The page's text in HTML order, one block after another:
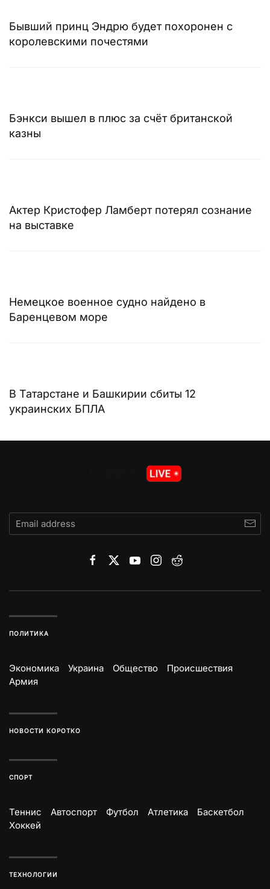
Бывший принц Эндрю будет похоронен с
королевскими почестями
Бэнкси вышел в плюс за счёт британской
казны
Актер Кристофер Ламберт потерял сознание
на выставке
Немецкое военное судно найдено в
Баренцевом море
В Татарстане и Башкирии сбиты 12
украинских БПЛА
ПОЛИТИКА
Экономика Украина Общество
Происшествия
Армия
НОВОСТИ КОРОТКО
СПОРТ
Теннис Автоспорт Футбол Атлетика
Баскетбол
Хоккей
ТЕХНОЛОГИИ